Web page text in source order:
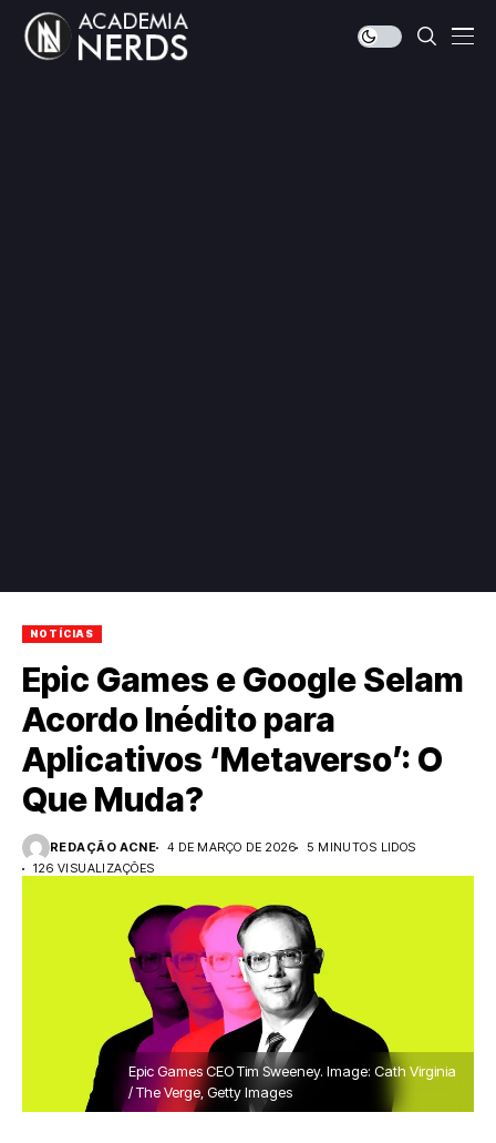
NOTÍCIAS
Epic Games e Google Selam
Acordo Inédito para
Aplicativos ‘Metaverso’: O
Que Muda?
REDAÇÃO ACNE 4 DE MARÇO DE 2026
5 MINUTOS LIDOS
126 VISUALIZAÇÕES
Epic Games CEO Tim Sweeney. Image: Cath Virginia
/ The Verge, Getty Images